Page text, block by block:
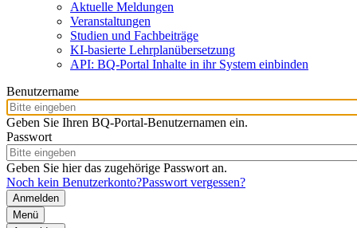
Aktuelle Meldungen
Veranstaltungen
Studien und Fachbeiträge
KI-basierte Lehrplanübersetzung
API: BQ-Portal Inhalte in ihr System einbinden
Benutzername
Geben Sie Ihren BQ-Portal-Benutzernamen ein.
Passwort
Geben Sie hier das zugehörige Passwort an.
Noch kein Benutzerkonto?Passwort vergessen?
Menü